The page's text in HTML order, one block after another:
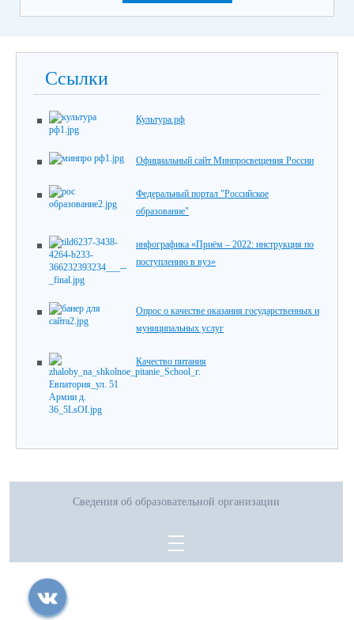
Ссылки
Культура.рф
Официальный сайт Минпросвещения России
Федеральный портал "Российское
образование"
инфографика «Приём – 2022: инструкция по
поступлению в вуз»
Опрос о качестве оказания государственных и
муниципальных услуг
Качество питания
Сведения об образовательной организации